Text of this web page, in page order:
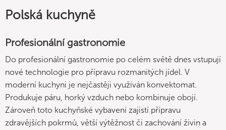
Polská kuchyně
Profesionální gastronomie
Do profesionální gastronomie po celém světě dnes vstupují
nové technologie pro přípravu rozmanitých jídel. V
moderní kuchyni je nejčastěji využíván konvektomat.
Produkuje páru, horký vzduch nebo kombinuje obojí.
Zároveň toto kuchyňské vybavení zajistí přípravu
zdravějších pokrmů, větší výtěžnost či zachování živin a